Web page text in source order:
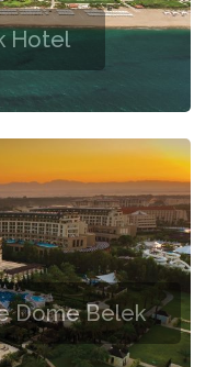
Hotel
Dome Belek